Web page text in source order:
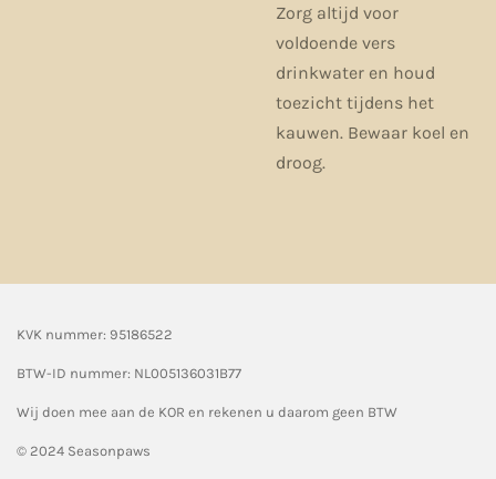
Zorg altijd voor
voldoende vers
drinkwater en houd
toezicht tijdens het
kauwen. Bewaar koel en
droog.
KVK nummer: 95186522
BTW-ID nummer: NL005136031B77
Wij doen mee aan de KOR en rekenen u daarom geen BTW
© 2024 Seasonpaws